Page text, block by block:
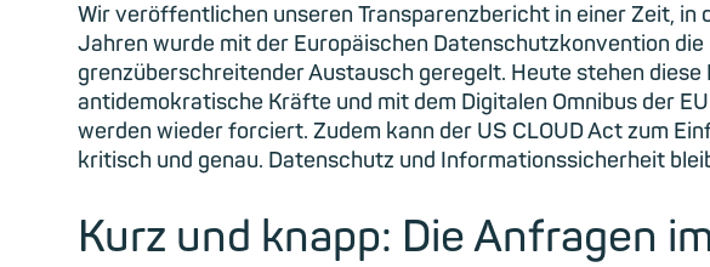
Wir veröffentlichen unseren Transparenzbericht in einer Zeit,
Jahren wurde mit der Europäischen Datenschutzkonvention
grenzüberschreitender Austausch geregelt. Heute stehen
antidemokratische Kräfte und mit dem Digitalen Omnibus der
werden wieder forciert. Zudem kann der US CLOUD Act zum
kritisch und genau. Datenschutz und Informationssicherheit
Kurz und knapp: Die Anfragen